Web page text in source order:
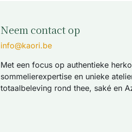
Neem contact op
info@kaori.be
Met een focus op authentieke
sommelierexpertise en unieke
totaalbeleving rond thee, saké en